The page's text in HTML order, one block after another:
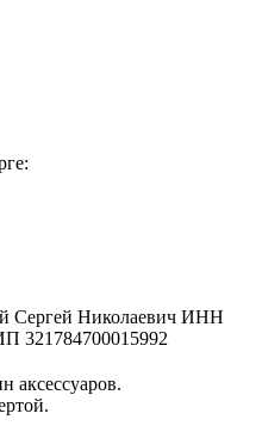
Сергей Николаевич ИНН
321784700015992
аксессуаров.